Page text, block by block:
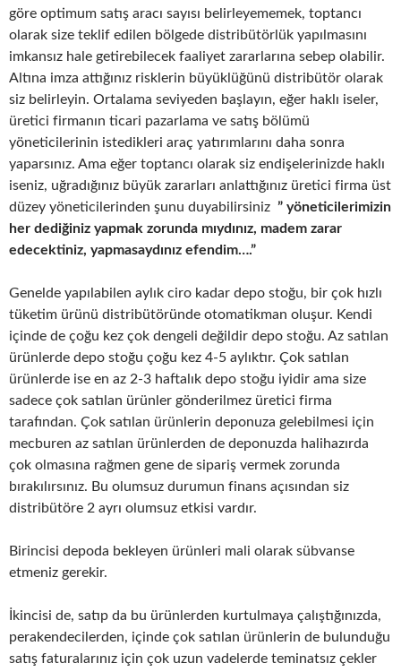
göre optimum satış aracı sayısı belirleyememek, toptancı
olarak size teklif edilen bölgede distribütörlük yapılmasını
imkansız hale getirebilecek faaliyet zararlarına sebep olabilir.
Altına imza attığınız risklerin büyüklüğünü distribütör olarak
siz belirleyin. Ortalama seviyeden başlayın, eğer haklı iseler,
üretici firmanın ticari pazarlama ve satış bölümü
yöneticilerinin istedikleri araç yatırımlarını daha sonra
yaparsınız. Ama eğer toptancı olarak siz endişelerinizde haklı
iseniz, uğradığınız büyük zararları anlattığınız üretici firma üst
düzey yöneticilerinden şunu duyabilirsiniz ” yöneticilerimizin
her dediğiniz yapmak zorunda mıydınız, madem zarar
edecektiniz, yapmasaydınız efendim….”
Genelde yapılabilen aylık ciro kadar depo stoğu, bir çok hızlı
tüketim ürünü distribütöründe otomatikman oluşur. Kendi
içinde de çoğu kez çok dengeli değildir depo stoğu. Az satılan
ürünlerde depo stoğu çoğu kez 4-5 aylıktır. Çok satılan
ürünlerde ise en az 2-3 haftalık depo stoğu iyidir ama size
sadece çok satılan ürünler gönderilmez üretici firma
tarafından. Çok satılan ürünlerin deponuza gelebilmesi için
mecburen az satılan ürünlerden de deponuzda halihazırda
çok olmasına rağmen gene de sipariş vermek zorunda
bırakılırsınız. Bu olumsuz durumun finans açısından siz
distribütöre 2 ayrı olumsuz etkisi vardır.
Birincisi depoda bekleyen ürünleri mali olarak sübvanse
etmeniz gerekir.
İkincisi de, satıp da bu ürünlerden kurtulmaya çalıştığınızda,
perakendecilerden, içinde çok satılan ürünlerin de bulunduğu
satış faturalarınız için çok uzun vadelerde teminatsız çekler